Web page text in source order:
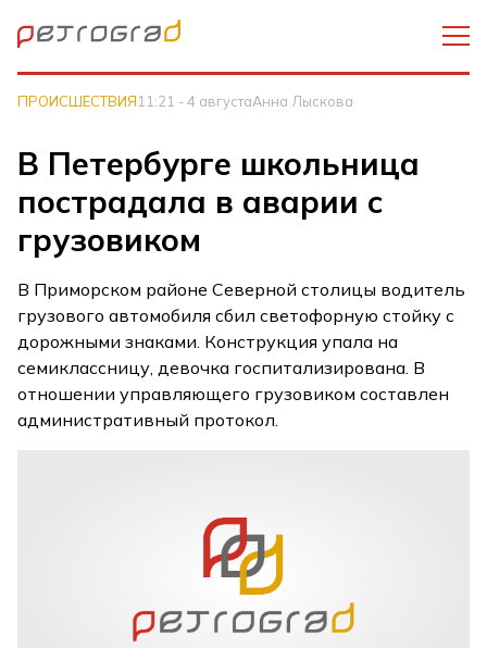
ПРОИСШЕСТВИЯ11:21 - 4 августаАнна Лыскова
В Петербурге школьница
пострадала в аварии с
грузовиком
В Приморском районе Северной столицы водитель
грузового автомобиля сбил светофорную стойку с
дорожными знаками. Конструкция упала на
семиклассницу, девочка госпитализирована. В
отношении управляющего грузовиком составлен
административный протокол.